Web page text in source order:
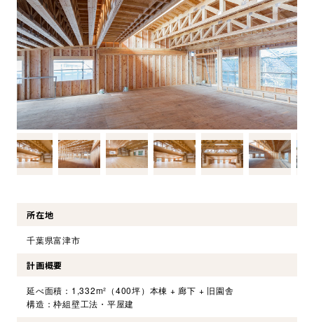
建築実例
取扱商品
環境・社会への取り組み
所在地
千葉県富津市
計画概要
延べ面積：1,332m²（400坪）本棟 + 廊下 + 旧園舎
構造：枠組壁工法・平屋建